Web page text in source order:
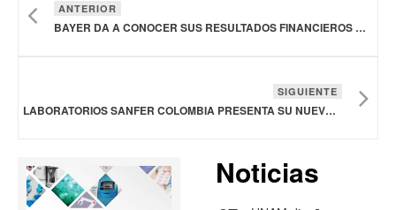
ANTERIOR
BAYER DA A CONOCER SUS RESULTADOS FINANCIEROS DEL PRIMER TRIMESTRE
SIGUIENTE
LABORATORIOS SANFER COLOMBIA PRESENTA SU NUEVO CENTRO DE PRODUCCIÓN FARMACÉUTICA
Noticias